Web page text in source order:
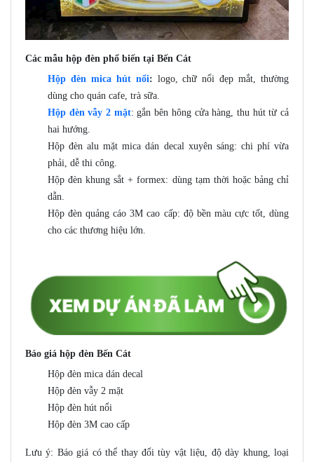
Các mẫu hộp đèn phổ biến tại Bến Cát
Hộp đèn mica hút nổi: logo, chữ nổi đẹp mắt, thường
dùng cho quán cafe, trà sữa.
Hộp đèn vẫy 2 mặt: gắn bên hông cửa hàng, thu hút từ cả
hai hướng.
Hộp đèn alu mặt mica dán decal xuyên sáng: chi phí vừa
phải, dễ thi công.
Hộp đèn khung sắt + formex: dùng tạm thời hoặc bảng chỉ
dẫn.
Hộp đèn quảng cáo 3M cao cấp: độ bền màu cực tốt, dùng
cho các thương hiệu lớn.
Báo giá hộp đèn Bến Cát
Hộp đèn mica dán decal
Hộp đèn vẫy 2 mặt
Hộp đèn hút nổi
Hộp đèn 3M cao cấp
Lưu ý: Báo giá có thể thay đổi tùy vật liệu, độ dày khung, loại